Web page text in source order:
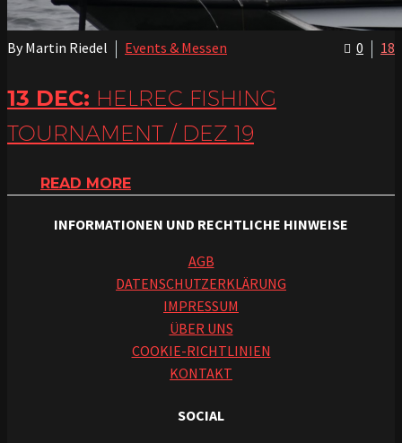
0 18
By Martin Riedel Events & Messen
13 DEC: HELREC FISHING
TOURNAMENT / DEZ 19
READ MORE
INFORMATIONEN UND RECHTLICHE HINWEISE
AGB
DATENSCHUTZERKLÄRUNG
IMPRESSUM
ÜBER UNS
COOKIE-RICHTLINIEN
KONTAKT
SOCIAL